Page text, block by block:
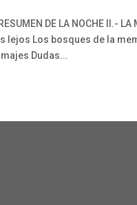
DE LA NOCHE II.-
lejos Los bosques de la
Dudas...